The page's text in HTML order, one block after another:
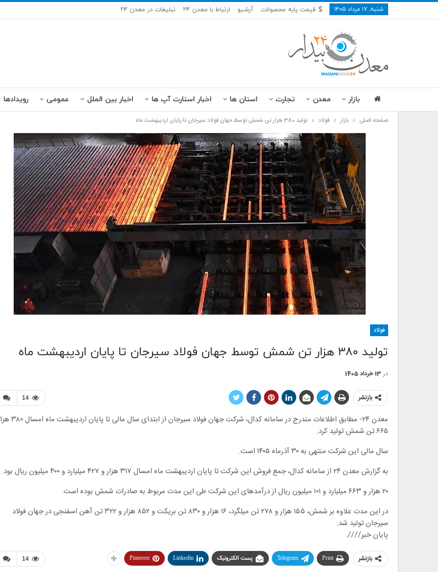
شنبه, ۱۷ مرداد ۱۴۰۵ قیمت پایه محصولات آرشیو ارتباط با معدن ۲۴ تبلیغات در معدن ۲۴
بازار معدن تجارت استان ها اخبار استارت آپ ها اخبار بین الملل عمومی رویدادها
صفحه اصلی بازار فولاد تولید 380 هزار تن شمش توسط جهان فولاد سیرجان تا پایان اردیبهشت ماه
فولاد
تولید ۳۸۰ هزار تن شمش توسط جهان فولاد سیرجان تا پایان اردیبهشت ماه
در 13 خرداد 1405
14 بازنشر
معدن ۲۴- مطابق اطلاعات مندرج در سامانه کدال، شرکت
۶۶۵ تن شمش تولید کرد.
سال مالی این شرکت منتهی به ۳۰ آذرماه ۱۴۰۵ است.
به گزارش معدن ۲۴ از سامانه کدال، جمع فروش این شرکت تا پایان اردیبهشت ماه امسال ۳۱۷ هزار و ۴۲۷ میلیارد و ۴۰۰ میلیون ریال بود.
۲۰ هزار و ۶۶۳ میلیارد و ۱۰۱ میلیون ریال از درآمدهای این شرکت طی این مدت مربوط به صادرات شمش بوده است.
در این مدت علاوه بر شمش، ۱۵۵ هزار و ۲۷۸ تن میلگرد، ۱۶ هزار و ۸۳۰ تن بریکت و ۸۵۲ هزار و ۳۲۲ تن آهن اسفنجی در جهان فولاد
سیرجان تولید شد.
پایان خبر////.
14 بازنشر Print
Telegram پست الکترونیک Linkedin
Pinterest